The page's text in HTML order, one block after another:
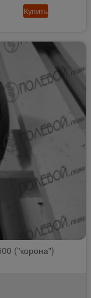
Купить
("корона")